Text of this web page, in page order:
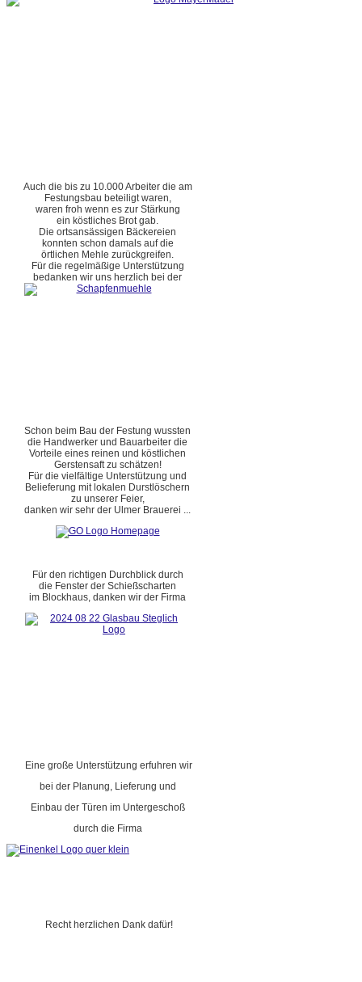
Auch die bis zu 10.000 Arbeiter die am
Festungsbau beteiligt waren,
waren froh wenn es zur Stärkung
ein köstliches Brot gab.
Die ortsansässigen Bäckereien
konnten schon damals auf die
örtlichen Mehle zurückgreifen.
Für die regelmäßige Unterstützung
bedanken wir uns herzlich bei der
Schon beim Bau der Festung wussten
die Handwerker und Bauarbeiter die
Vorteile eines reinen und köstlichen
Gerstensaft zu schätzen!
Für die vielfältige Unterstützung und
Belieferung mit lokalen Durstlöschern
zu unserer Feier,
danken wir sehr der Ulmer Brauerei ...
Für den richtigen Durchblick durch
die Fenster der Schießscharten
im Blockhaus, danken wir der Firma
Eine große Unterstützung erfuhren wir
bei der Planung, Lieferung und
Einbau der Türen im Untergeschoß
durch die Firma
Recht herzlichen Dank dafür!